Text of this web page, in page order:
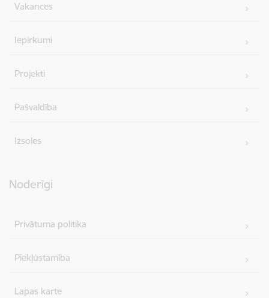
Vakances
Iepirkumi
Projekti
Pašvaldība
Izsoles
Noderīgi
Privātuma politika
Piekļūstamība
Lapas karte